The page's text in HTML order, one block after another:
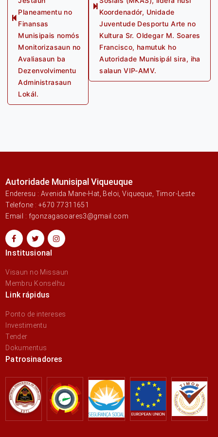
Previous
post:
Planeamentu no
Finansas
Munisipais nomós
Monitorizasaun no
Avaliasaun ba
Dezenvolvimentu
Administrasaun
Lokál.
Next
post:
Koordenadór, Unidade
Juventude Desportu Arte no
Kultura Sr. Oldegar M. Soares
Francisco, hamutuk ho
Autoridade Munisipál sira, iha
salaun VIP-AMV.
Autoridade Munisipal Viqueuque
Enderesu : Avenida Mane-Hat, Beloi, Viqueque, Timor-Leste
Telefone : +670 77311651
Email : fgonzagasoares3@gmail.com
Institusional
Visaun no Missaun
Membru Konselhu
Link rápidus
Ponto de intereses
Investimentu
Tender
Dokumentus
Patrosinadores